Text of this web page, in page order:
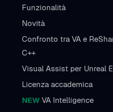
Funzionalità
Novità
Confronto tra VA e
C++
Visual Assist per Unreal
Licenza accademica
NEW VA Intelligence